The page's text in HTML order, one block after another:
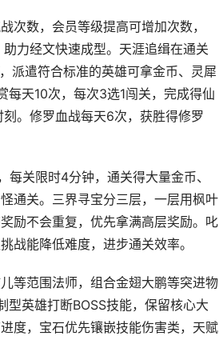
次数，会员等级提高可增加次数，
力经文快速成型。天涯追缉在通关
派遣符合标准的英雄可拿金币、灵犀
天10次，每次3选1闯关，完成得仙
。修罗血战每天6次，获胜得修罗
关限时4分钟，通关得大量金币、
通关。三界寻宝分三层，一层用枫叶
励不会重复，优先拿满高层奖励。叱
战能降低难度，进步通关效率。
等范围法师，组合金翅大鹏等突进物
型英雄打断BOSS技能，保留核心大
度，宝石优先镶嵌技能伤害类，天赋